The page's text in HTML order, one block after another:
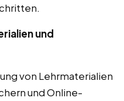
und
von Lehrmaterialien
und Online-